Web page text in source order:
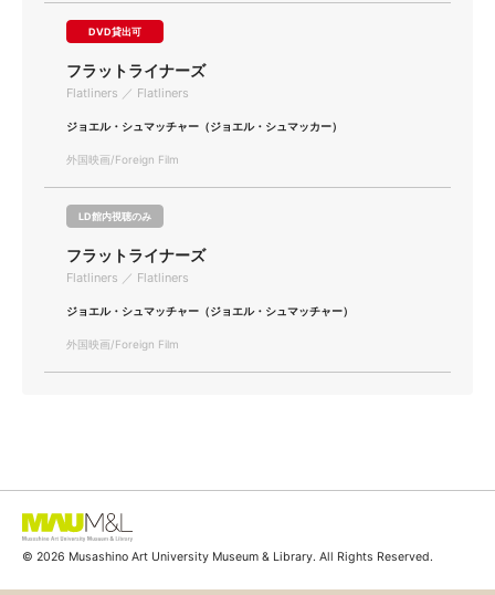
DVD貸出可
フラットライナーズ
Flatliners ／ Flatliners
ジョエル・シュマッチャー（ジョエル・シュマッカー）
外国映画/Foreign Film
LD館内視聴のみ
フラットライナーズ
Flatliners ／ Flatliners
ジョエル・シュマッチャー（ジョエル・シュマッチャー）
外国映画/Foreign Film
© 2026 Musashino Art University Museum & Library. All Rights Reserved.